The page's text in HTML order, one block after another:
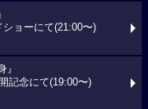
ョーにて(21:00〜)
』
記念にて(19:00〜)